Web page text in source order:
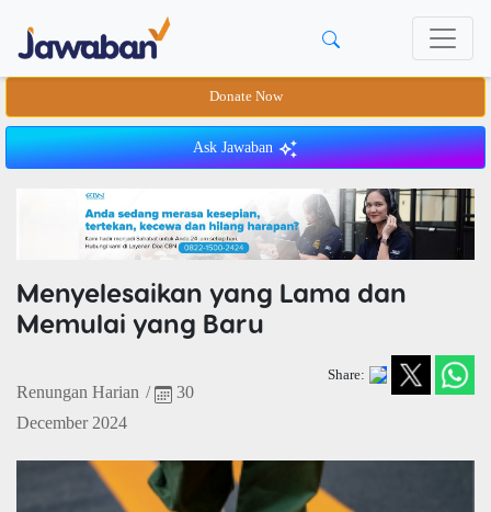
Donate Now
Ask Jawaban
Menyelesaikan yang Lama dan
Memulai yang Baru
Renungan Harian /
30
December 2024
Share: